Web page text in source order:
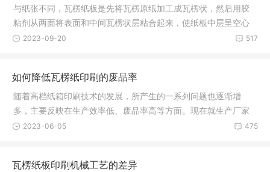
与纸张不同，瓦楞纸板是先将瓦楞原纸加工成瓦楞状，然后用胶
粘剂从两面将表面和中间瓦楞状层粘合起来，使纸板中层呈空心
结构，它
517
2023-09-20
如何降低瓦楞纸印刷的废品率
随着高档纸箱印刷技术的发展，所产生的一系列问题也逐渐增
多，主要反映在生产效率低、废品率高等方面。现在就生产厂家
所遇到的问
475
2023-06-05
瓦楞纸板印刷机械工艺的差异